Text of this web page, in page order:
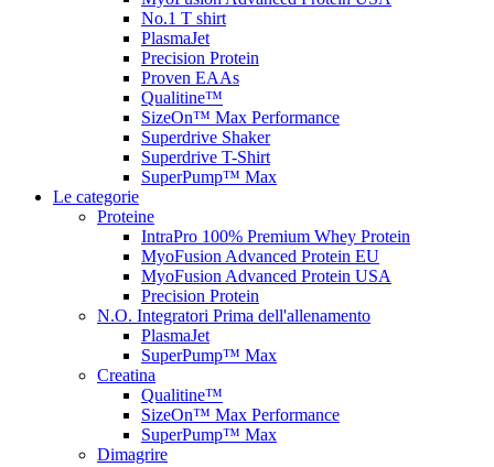
No.1 T shirt
PlasmaJet
Precision Protein
Proven EAAs
Qualitine™
SizeOn™ Max Performance
Superdrive Shaker
Superdrive T-Shirt
SuperPump™ Max
Le categorie
Proteine
IntraPro 100% Premium Whey Protein
MyoFusion Advanced Protein EU
MyoFusion Advanced Protein USA
Precision Protein
N.O. Integratori Prima dell'allenamento
PlasmaJet
SuperPump™ Max
Creatina
Qualitine™
SizeOn™ Max Performance
SuperPump™ Max
Dimagrire